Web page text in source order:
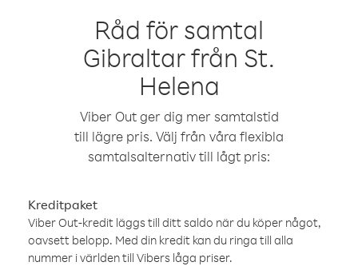
Råd för samtal
Gibraltar från St.
Helena
Viber Out ger dig mer samtalstid
till lägre pris. Välj från våra flexibla
samtalsalternativ till lågt pris:
Kreditpaket
Viber Out-kredit läggs till ditt saldo när du köper något,
oavsett belopp. Med din kredit kan du ringa till alla
nummer i världen till Vibers låga priser.